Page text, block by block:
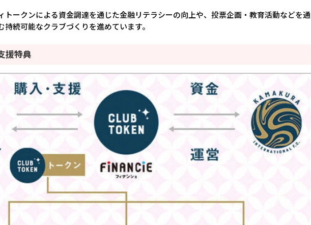
トークンによる資金調達を通じた金融リテラシーの向上や、投票企画・教育活動などを
持続可能なクラブづくりを進めています。
援特典